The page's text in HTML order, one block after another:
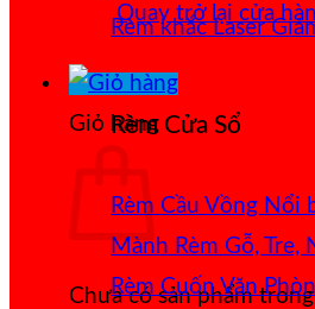
Quay trở lại cửa
Giỏ hàng
Chưa có sản phẩm
Rèm khắc Laser
Rèm Cửa Sổ
Rèm Cầu Vồng
Mành Rèm Gỗ, Tre,
Rèm Cuốn Văn